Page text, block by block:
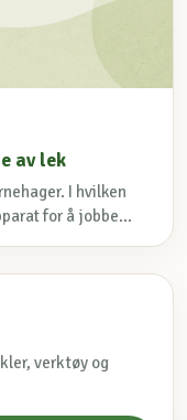
av lek
I hvilken
for å jobbe...
verktøy og